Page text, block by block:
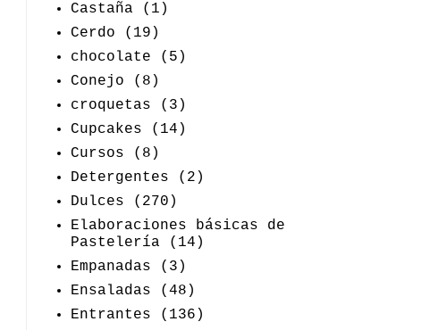
Castaña
(1)
Cerdo
(19)
chocolate
(5)
Conejo
(8)
croquetas
(3)
Cupcakes
(14)
Cursos
(8)
Detergentes
(2)
Dulces
(270)
Elaboraciones básicas de
Pastelería
(14)
Empanadas
(3)
Ensaladas
(48)
Entrantes
(136)